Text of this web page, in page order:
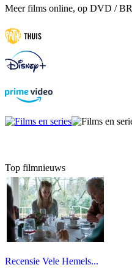
Meer films online, op DVD / BR
Top filmnieuws
Recensie Vele Hemels...